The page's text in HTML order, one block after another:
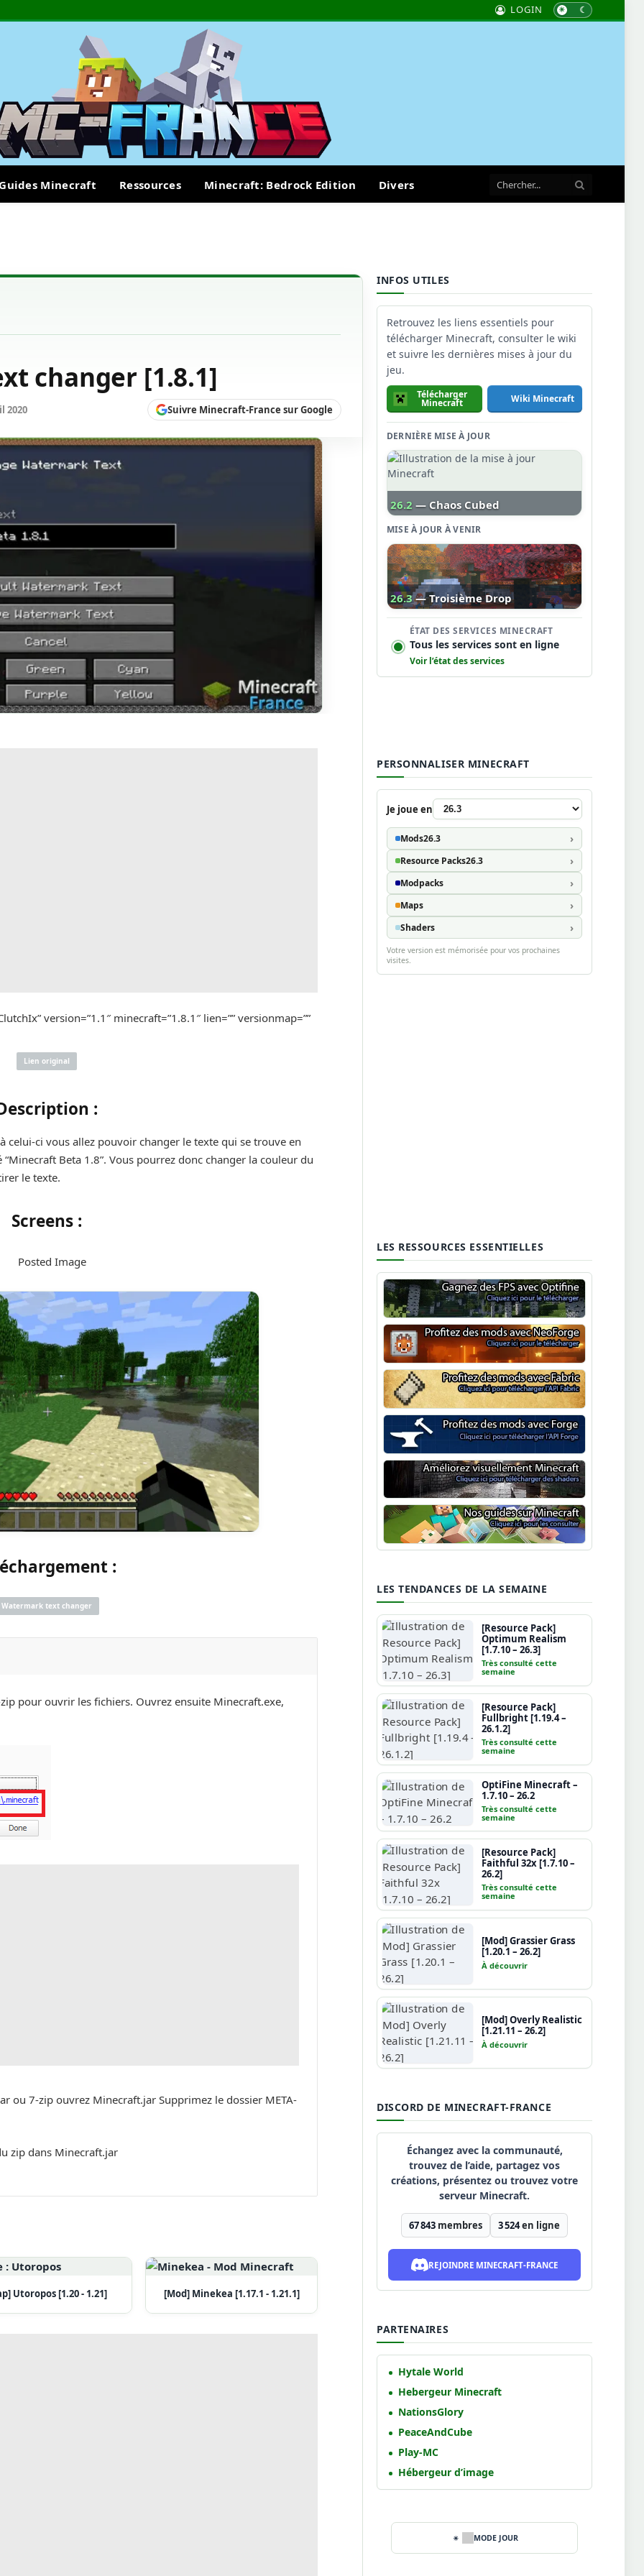
LOGIN
Minecraft Ressources Minecraft: Bedrock Edition Divers
changer [1.8.1]
2020 Suivre Minecraft-France sur Google
version=”1.1″ minecraft=”1.8.1″ lien=”” versionmap=””
Lien original
:
celui-ci vous allez pouvoir changer le texte qui se trouve en
Beta 1.8”. Vous pourrez donc changer la couleur du
le texte.
Screens :
:
Watermark text changer
pour ouvrir les fichiers. Ouvrez ensuite Minecraft.exe,
ou 7-zip ouvrez Minecraft.jar Supprimez le dossier META-
zip dans Minecraft.jar
Utoropos [1.20 - 1.21] [Mod] Minekea [1.17.1 - 1.21.1]
INFOS UTILES
Retrouvez les liens essentiels pour
télécharger Minecraft, consulter le wiki
et suivre les dernières mises à jour du
jeu.
Télécharger
Minecraft Wiki Minecraft
DERNIÈRE MISE À JOUR
26.2 — Chaos Cubed
MISE À JOUR À VENIR
26.3 — Troisième Drop
ÉTAT DES SERVICES MINECRAFT
Tous les services sont en ligne
Voir l’état des services
PERSONNALISER MINECRAFT
Je joue en
Mods26.3
Resource Packs26.3
Modpacks
Maps
Shaders
Votre version est mémorisée pour vos prochaines
visites.
LES RESSOURCES ESSENTIELLES
Optifine
NeoForge
Minecraft Fabric
Minecraft Forge
Shaders Minecraft
Guide Minecraft
LES TENDANCES DE LA SEMAINE
[Resource Pack]
Optimum Realism
[1.7.10 – 26.3]
Très consulté cette
semaine
[Resource Pack]
Fullbright [1.19.4 –
26.1.2]
Très consulté cette
semaine
OptiFine Minecraft –
1.7.10 – 26.2
Très consulté cette
semaine
[Resource Pack]
Faithful 32x [1.7.10 –
26.2]
Très consulté cette
semaine
[Mod] Grassier Grass
[1.20.1 – 26.2]
À découvrir
[Mod] Overly Realistic
[1.21.11 – 26.2]
À découvrir
DISCORD DE MINECRAFT-FRANCE
Échangez avec la communauté,
trouvez de l’aide, partagez vos
créations, présentez ou trouvez votre
serveur Minecraft.
67 843 membres 3 524en ligne
REJOINDRE MINECRAFT-FRANCE
PARTENAIRES
Hytale World
Hebergeur Minecraft
NationsGlory
PeaceAndCube
Play-MC
Hébergeur d’image
MODE JOUR